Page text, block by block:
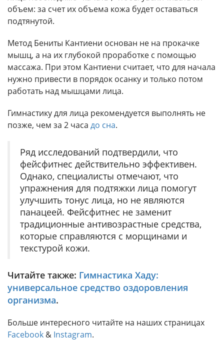
объем: за счет их объема кожа будет оставаться
подтянутой.
Метод Бениты Кантиени основан не на прокачке
мышц, а на их глубокой проработке с помощью
массажа. При этом Кантиени считает, что для начала
нужно привести в порядок осанку и только потом
работать над мышцами лица.
Гимнастику для лица рекомендуется выполнять не
позже, чем за 2 часа до сна.
Ряд исследований подтвердили, что
фейсфитнес действительно эффективен.
Однако, специалисты отмечают, что
упражнения для подтяжки лица помогут
улучшить тонус лица, но не являются
панацеей. Фейсфитнес не заменит
традиционные антивозрастные средства,
которые справляются с морщинами и
текстурой кожи.
Читайте также: Гимнастика Хаду:
универсальное средство оздоровления
организма.
Больше интересного читайте на наших страницах
Facebook & Instagram.